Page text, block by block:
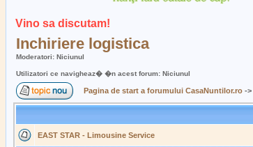
Vino sa discutam!
Inchiriere logistica
Moderatori: Niciunul
Utilizatori ce navigheaz� �n acest forum: Niciunul
Pagina de start a forumului CasaNuntilor.ro ->
EAST STAR - Limousine Service